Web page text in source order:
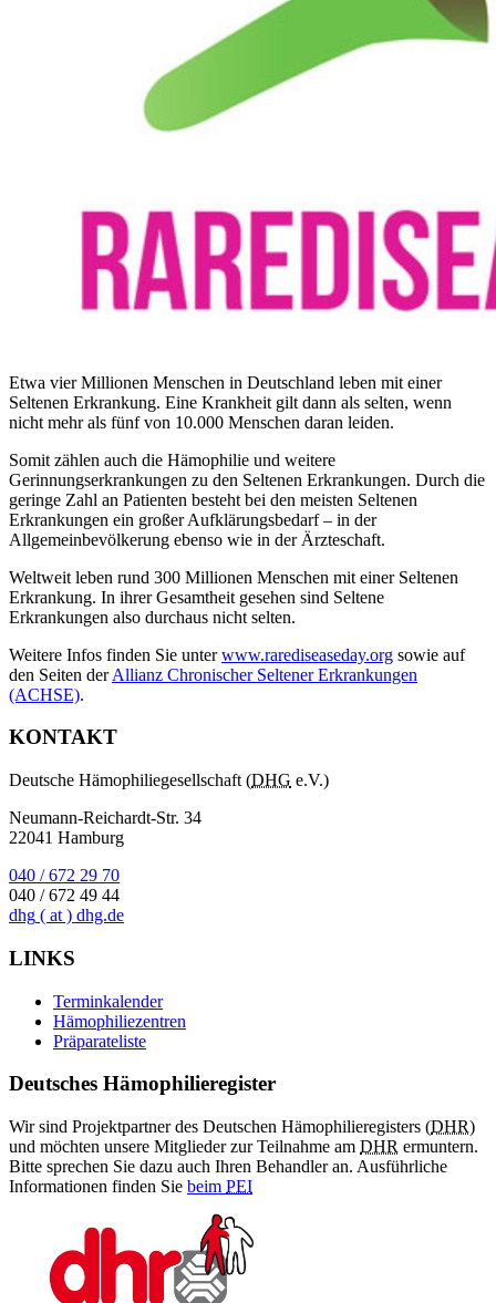
Etwa vier Millionen Menschen in Deutschland leben mit einer
Seltenen Erkrankung. Eine Krankheit gilt dann als selten, wenn
nicht mehr als fünf von 10.000 Menschen daran leiden.
Somit zählen auch die Hämophilie und weitere
Gerinnungserkrankungen zu den Seltenen Erkrankungen. Durch die
geringe Zahl an Patienten besteht bei den meisten Seltenen
Erkrankungen ein großer Aufklärungsbedarf – in der
Allgemeinbevölkerung ebenso wie in der Ärzteschaft.
Weltweit leben rund 300 Millionen Menschen mit einer Seltenen
Erkrankung. In ihrer Gesamtheit gesehen sind Seltene
Erkrankungen also durchaus nicht selten.
Weitere Infos finden Sie unterwww.rarediseaseday.org sowie auf
den Seiten derAllianz Chronischer Seltener Erkrankungen
(ACHSE).
KONTAKT
Deutsche Hämophiliegesellschaft (DHG e.V.)
Neumann-Reichardt-Str. 34
22041 Hamburg
040 / 672 29 70
040 / 672 49 44
dhg ( at ) dhg.de
LINKS
Terminkalender
Hämophiliezentren
Präparateliste
Deutsches Hämophilieregister
Wir sind Projektpartner des Deutschen Hämophilieregisters (DHR)
und möchten unsere Mitglieder zur Teilnahme am DHR ermuntern.
Bitte sprechen Sie dazu auch Ihren Behandler an. Ausführliche
Informationen finden Sie beim PEI